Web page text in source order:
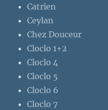
Catrien
Ceylan
Chez Douceur
Cloclo 1+2
Cloclo 4
Cloclo 5
Cloclo 6
Cloclo 7